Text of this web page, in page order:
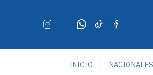
INICIO NACIONALES